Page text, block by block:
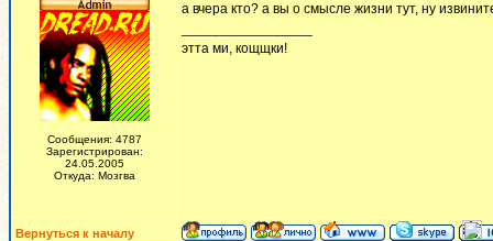
Сообщения: 4787
Зарегистрирован:
24.05.2005
Откуда: Мозгва
а вчера кто? а вы о смысле жизни тут, ну
этта ми, кощщки!
Вернуться к началу